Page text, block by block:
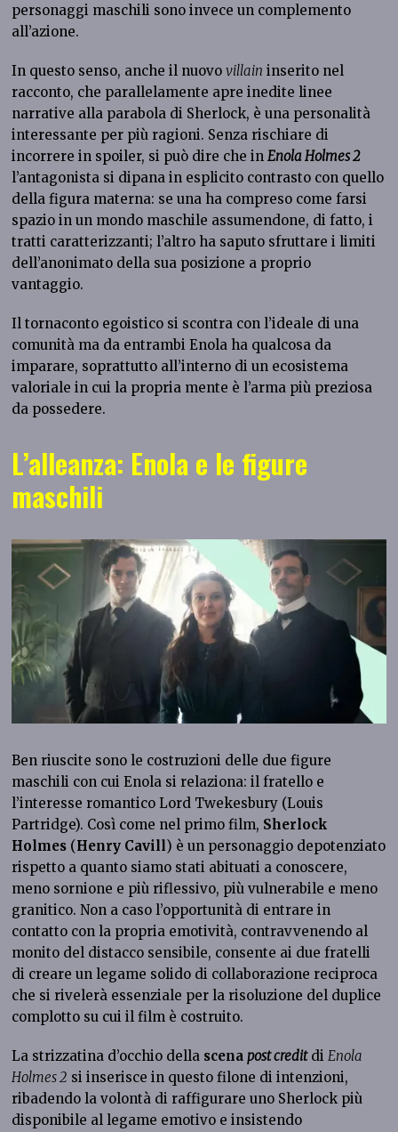
personaggi maschili sono invece un complemento
all’azione.
In questo senso, anche il nuovovillain inserito nel
racconto, che parallelamente apre inedite linee
narrative alla parabola di Sherlock, è una personalità
interessante per più ragioni. Senza rischiare di
incorrere in spoiler, si può dire che inEnola Holmes 2
l’antagonista si dipana in esplicito contrasto con quello
della figura materna: se una ha compreso come farsi
spazio in un mondo maschile assumendone, di fatto, i
tratti caratterizzanti; l’altro ha saputo sfruttare i limiti
dell’anonimato della sua posizione a proprio
vantaggio.
Il tornaconto egoistico si scontra con l’ideale di una
comunità ma da entrambi Enola ha qualcosa da
imparare, soprattutto all’interno di un ecosistema
valoriale in cui la propria mente è l’arma più preziosa
da possedere.
L’alleanza: Enola e le figure
maschili
Ben riuscite sono le costruzioni delle due figure
maschili con cui Enola si relaziona: il fratello e
l’interesse romantico Lord Twekesbury (Louis
Partridge). Così come nel primo film, Sherlock
Holmes (Henry Cavill) è un personaggio depotenziato
rispetto a quanto siamo stati abituati a conoscere,
meno sornione e più riflessivo, più vulnerabile e meno
granitico. Non a caso l’opportunità di entrare in
contatto con la propria emotività, contravvenendo al
monito del distacco sensibile, consente ai due fratelli
di creare un legame solido di collaborazione reciproca
che si rivelerà essenziale per la risoluzione del duplice
complotto su cui il film è costruito.
La strizzatina d’occhio della scenapost credit diEnola
Holmes 2 si inserisce in questo filone di intenzioni,
ribadendo la volontà di raffigurare uno Sherlock più
disponibile al legame emotivo e insistendo